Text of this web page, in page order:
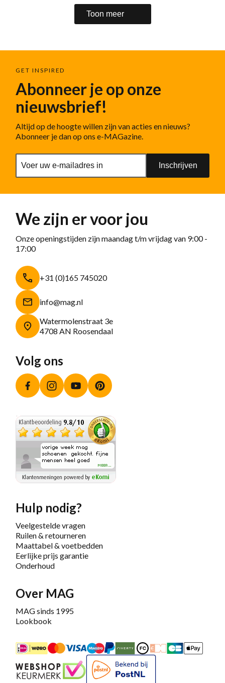
Toon meer
GET INSPIRED
Abonneer je op onze
nieuwsbrief!
Altijd op de hoogte willen zijn van acties en nieuws?
Abonneer je dan op ons e-MAGazine.
Inschrijven
We zijn er voor jou
Onze openingstijden zijn maandag t/m vrijdag van 9:00 -
17:00
+31 (0)165 745020
info@mag.nl
Watermolenstraat 3e
4708 AN Roosendaal
Volg ons
FacebookInstagramYouTube
Hulp nodig?
Veelgestelde vragen
Ruilen & retourneren
Maattabel & voetbedden
Eerlijke prijs garantie
Onderhoud
Over MAG
MAG sinds 1995
Lookbook
iDEALMastercardBancontact
Maestro
PayPalRiverty/Afterpay
FashionCheque
Overboeking
CarteApple
Keurmerk